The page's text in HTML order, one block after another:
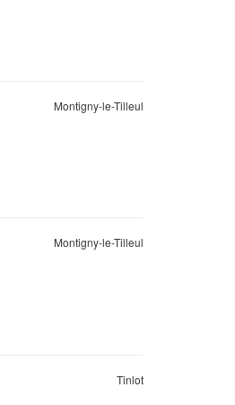
Montigny-le-Tilleul
Montigny-le-Tilleul
Tinlot